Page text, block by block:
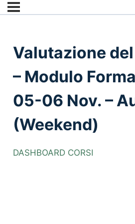
Valutazione
– Modulo
05-06 Nov. –
(Weekend)
DASHBOARD CORSI